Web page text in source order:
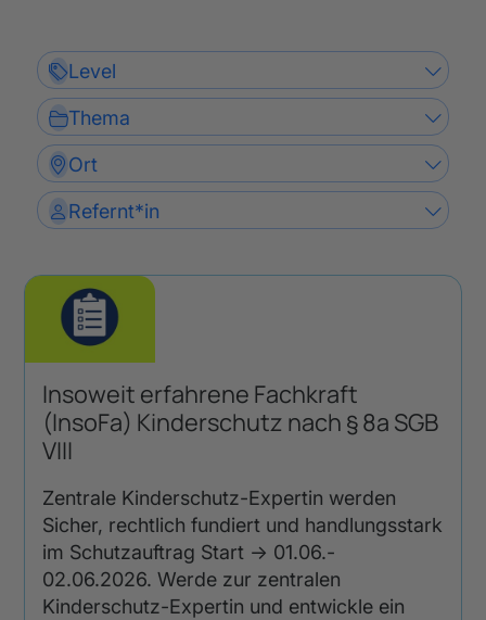
Level
Thema
Ort
Refernt*in
Insoweit erfahrene Fachkraft
(InsoFa) Kinderschutz nach § 8a SGB
VIII
Zentrale Kinderschutz-Expertin werden
Sicher, rechtlich fundiert und handlungsstark
im Schutzauftrag Start → 01.06.-
02.06.2026. Werde zur zentralen
Kinderschutz-Expertin und entwickle ein